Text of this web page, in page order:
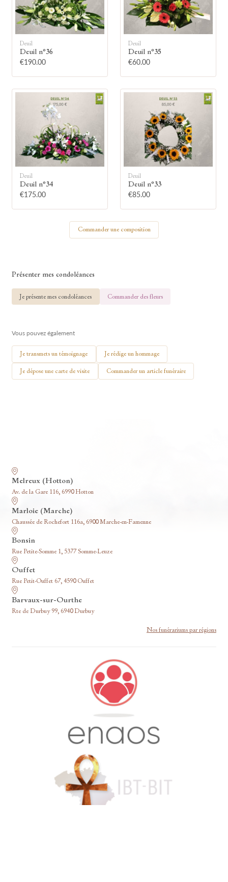
Allumez une bougie
Montrez votre soutien à la famille en
allumant symboliquement une bougie.
Votre prénom
Votre nom
🕯 Allumer ma bougie
Deuil
Deuil n°36
€190.00
Deuil
Deuil n°35
€60.00
Deuil
Deuil n°34
€175.00
Deuil
Deuil n°33
€85.00
Commander une composition
Présenter mes condoléances
Je présente mes condoléances Commander des fleurs
Vous pouvez également
Je transmets un témoignage Je rédige un hommage
Je dépose une carte de visite Commander un article funéraire
Melreux (Hotton)
Av. de la Gare 116, 6990 Hotton
Marloie (Marche)
Chaussée de Rochefort 116a, 6900 Marche-en-Famenne
Bonsin
Rue Petite-Somme 1, 5377 Somme-Leuze
Ouffet
Rue Petit-Ouffet 67, 4590 Ouffet
Barvaux-sur-Ourthe
Rte de Durbuy 99, 6940 Durbuy
Nos funérariums par régions